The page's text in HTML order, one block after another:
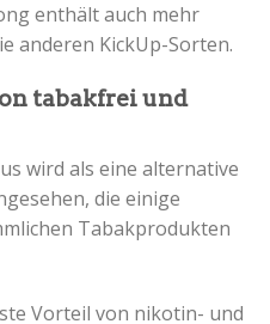
enthält auch mehr
anderen KickUp-Sorten.
tabakfrei und
wird als eine alternative
die einige
Tabakprodukten
Vorteil von nikotin- und